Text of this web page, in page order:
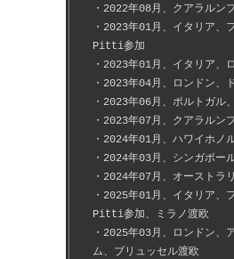
・2022年08月、クアラルン
・2023年01月、イタリア、
Pitti参加
・2023年01月、イタリア、
・2023年04月、ロンドン、
・2023年06月、ポルトガル
・2023年07月、クアラルン
・2024年01月、ハワイホノ
・2024年03月、シンガポー
・2024年07月、オーストラ
・2025年01月、イタリア、
Pitti参加、ミラノ渡欧
・2025年03月、ロンドン、
ム、ブリュッセル渡欧